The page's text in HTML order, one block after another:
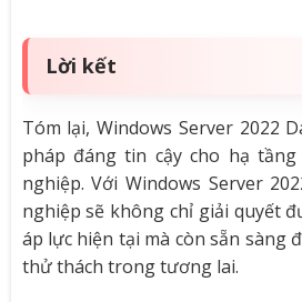
Lời kết
Tóm lại, Windows Server 2022
pháp đáng tin cậy cho hạ tầng
nghiệp. Với Windows Server
nghiệp sẽ không chỉ giải quyết
áp lực hiện tại mà còn sẵn sàng
thử thách trong tương lai.